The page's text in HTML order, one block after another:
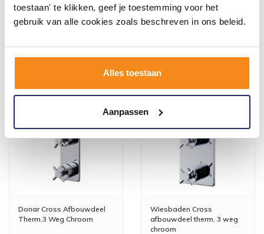
toestaan' te klikken, geef je toestemming voor het
gebruik van alle cookies zoals beschreven in ons beleid.
Alles toestaan
Aanpassen
168,19
139,00
Meer info
139,00
Meer info
Donar Cross Afbouwdeel
Therm.3 Weg Chroom
Wiesbaden Cross
afbouwdeel therm. 3 weg
chroom